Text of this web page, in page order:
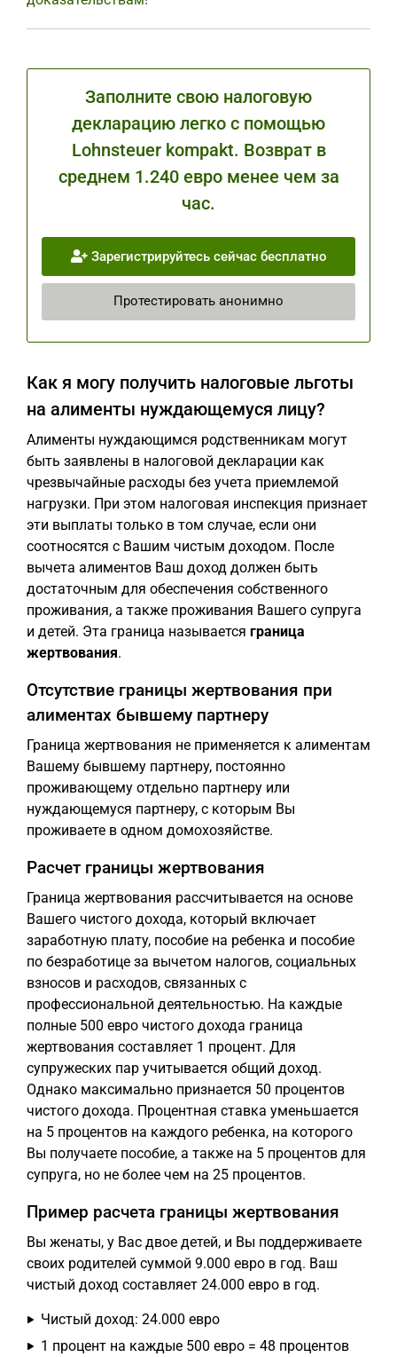
Заполните свою налоговую
декларацию легко с помощью
Lohnsteuer kompakt. Возврат в
среднем 1.240 евро менее чем за
час.
Зарегистрируйтесь сейчас бесплатно
Протестировать анонимно
Как я могу получить налоговые льготы
на алименты нуждающемуся лицу?
Алименты нуждающимся родственникам могут
быть заявлены в налоговой декларации как
чрезвычайные расходы без учета приемлемой
нагрузки. При этом налоговая инспекция признает
эти выплаты только в том случае, если они
соотносятся с Вашим чистым доходом. После
вычета алиментов Ваш доход должен быть
достаточным для обеспечения собственного
проживания, а также проживания Вашего супруга
и детей. Эта граница называется граница
жертвования.
Отсутствие границы жертвования при
алиментах бывшему партнеру
Граница жертвования не применяется к алиментам
Вашему бывшему партнеру, постоянно
проживающему отдельно партнеру или
нуждающемуся партнеру, с которым Вы
проживаете в одном домохозяйстве.
Расчет границы жертвования
Граница жертвования рассчитывается на основе
Вашего чистого дохода, который включает
заработную плату, пособие на ребенка и пособие
по безработице за вычетом налогов, социальных
взносов и расходов, связанных с
профессиональной деятельностью. На каждые
полные 500 евро чистого дохода граница
жертвования составляет 1 процент. Для
супружеских пар учитывается общий доход.
Однако максимально признается 50 процентов
чистого дохода. Процентная ставка уменьшается
на 5 процентов на каждого ребенка, на которого
Вы получаете пособие, а также на 5 процентов для
супруга, но не более чем на 25 процентов.
Пример расчета границы жертвования
Вы женаты, у Вас двое детей, и Вы поддерживаете
своих родителей суммой 9.000 евро в год. Ваш
чистый доход составляет 24.000 евро в год.
Чистый доход: 24.000 евро
1 процент на каждые 500 евро = 48 процентов